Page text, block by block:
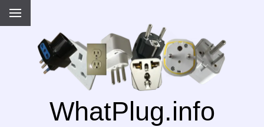
WhatPlug.info